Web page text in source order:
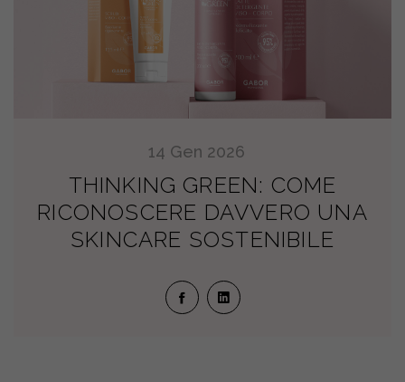
14 Gen 2026
THINKING GREEN: COME
RICONOSCERE DAVVERO UNA
SKINCARE SOSTENIBILE